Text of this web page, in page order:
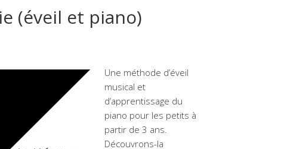
(éveil et piano)
Une méthode d’éveil
musical et
d’apprentissage du
piano pour les petits à
partir de 3 ans.
Découvrons-la